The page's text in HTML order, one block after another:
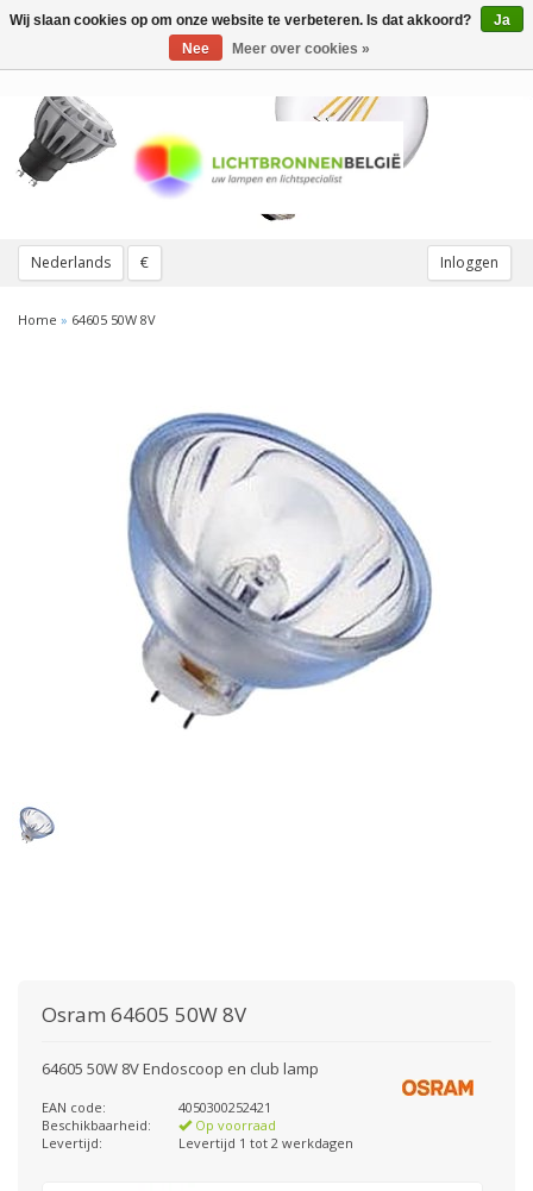
Nederlands € Inloggen
Toggle
Home » 64605 50W 8V
Osram 64605 50W 8V
64605 50W 8V Endoscoop en club lamp
EAN code:
4050300252421
Beschikbaarheid:
Op voorraad
Levertijd:
Levertijd 1 tot 2 werkdagen
Wij slaan cookies op om onze website te verbeteren. Is dat akkoord?
Ja
Nee
Meer over cookies »